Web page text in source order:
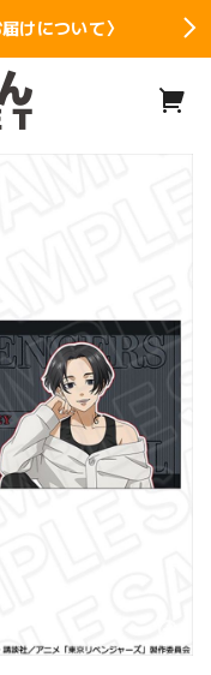
けについて〉